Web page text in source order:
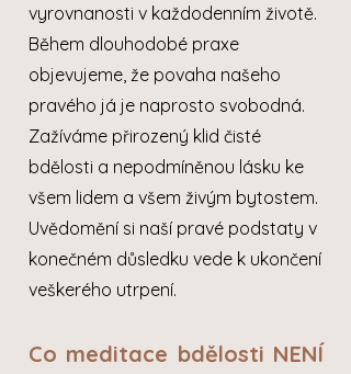
vyrovnanosti v každodenním životě.
Během dlouhodobé praxe
objevujeme, že povaha našeho
pravého já je naprosto svobodná.
Zažíváme přirozený klid čisté
bdělosti a nepodmíněnou lásku ke
všem lidem a všem živým bytostem.
Uvědomění si naší pravé podstaty v
konečném důsledku vede k ukončení
veškerého utrpení.
Co meditace bdělosti NENÍ